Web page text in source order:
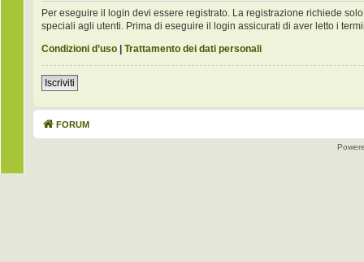
Per eseguire il login devi essere registrato. La registrazione richiede
speciali agli utenti. Prima di eseguire il login assicurati di aver letto i
Condizioni d’uso | Trattamento dei dati personali
Iscriviti
FORUM